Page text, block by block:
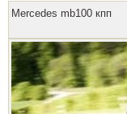
Mercedes mb100 кпп